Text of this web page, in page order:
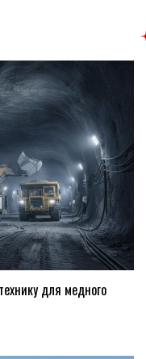
для медного